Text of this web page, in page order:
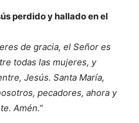
perdido y hallado en el
de gracia, el Señor es
todas las mujeres, y
Jesús. Santa María,
pecadores, ahora y
Amén.”